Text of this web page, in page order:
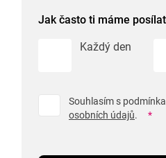
Jak často ti máme
Každý den
Souhlasím s
osobních údajů. *